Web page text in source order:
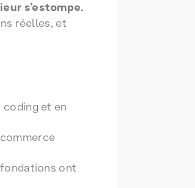
s’estompe.
réelles, et
coding et en
ont